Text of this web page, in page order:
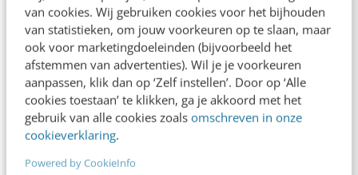
van cookies. Wij gebruiken cookies voor het bijhouden
van statistieken, om jouw voorkeuren op te slaan, maar
ook voor marketingdoeleinden (bijvoorbeeld het
afstemmen van advertenties). Wil je je voorkeuren
aanpassen, klik dan op ‘Zelf instellen’. Door op ‘Alle
cookies toestaan’ te klikken, ga je akkoord met het
gebruik van alle cookies zoals omschreven in onze
cookieverklaring.
Powered by CookieInfo
met de oortjes die bij je smartphone horen, of
koop een meer professionele microfoon die je
op je revers kan bevestigen. En wil je goed te
zien zijn? Koop dan een selfiestick, die je
overal kunt neerzetten. Bijvoorbeeld in de
plantenbak.